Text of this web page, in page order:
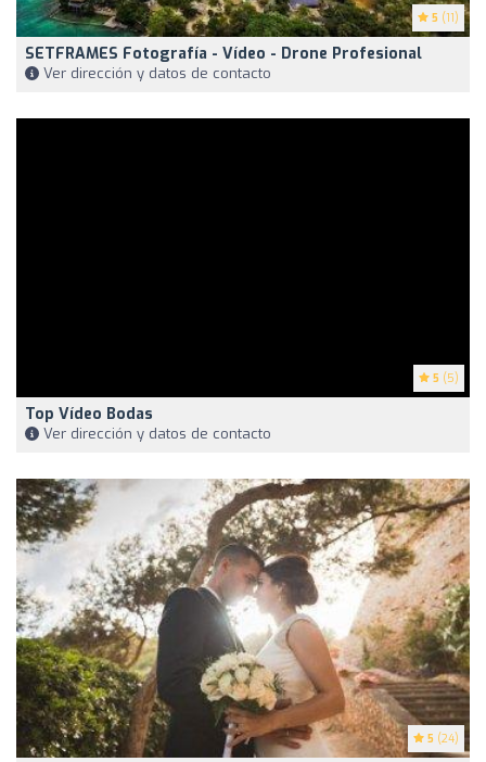
5 (11)
SETFRAMES Fotografía - Vídeo - Drone Profesional
Ver dirección y datos de contacto
5 (5)
Top Vídeo Bodas
Ver dirección y datos de contacto
5 (24)